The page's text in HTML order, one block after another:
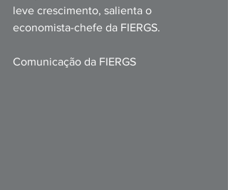
leve crescimento, salienta o
economista-chefe da FIERGS.
Comunicação da FIERGS